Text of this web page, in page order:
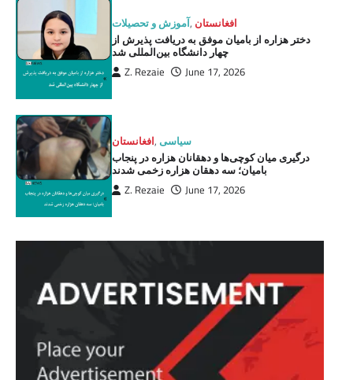
آموزش و تحصیلات, افغانستان
دختر هزاره از بامیان موفق به دریافت پذیرش از
چهار دانشگاه بین‌المللی شد
Z. Rezaie June 17, 2026
افغانستان,سیاسی
درگیری میان کوچی‌ها و دهقانان هزاره در پنجاب
بامیان؛ سه دهقان هزاره زخمی شدند
Z. Rezaie June 17, 2026